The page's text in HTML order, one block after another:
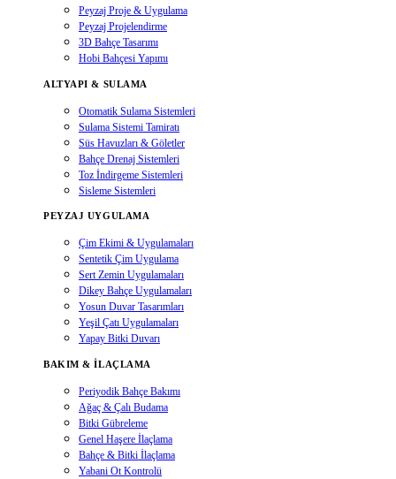
Peyzaj Proje & Uygulama
Peyzaj Projelendirme
3D Bahçe Tasarımı
Hobi Bahçesi Yapımı
ALTYAPI & SULAMA
Otomatik Sulama Sistemleri
Sulama Sistemi Tamiratı
Süs Havuzları & Göletler
Bahçe Drenaj Sistemleri
Toz İndirgeme Sistemleri
Sisleme Sistemleri
PEYZAJ UYGULAMA
Çim Ekimi & Uygulamaları
Sentetik Çim Uygulama
Sert Zemin Uygulamaları
Dikey Bahçe Uygulamaları
Yosun Duvar Tasarımları
Yeşil Çatı Uygulamaları
Yapay Bitki Duvarı
BAKIM & İLAÇLAMA
Periyodik Bahçe Bakımı
Ağaç & Çalı Budama
Bitki Gübreleme
Genel Haşere İlaçlama
Bahçe & Bitki İlaçlama
Yabani Ot Kontrolü